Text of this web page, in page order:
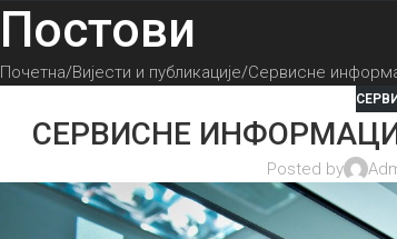
Постови
Почетна Вијести и публикације Сервисне
СЕРВИСНЕ
Posted by